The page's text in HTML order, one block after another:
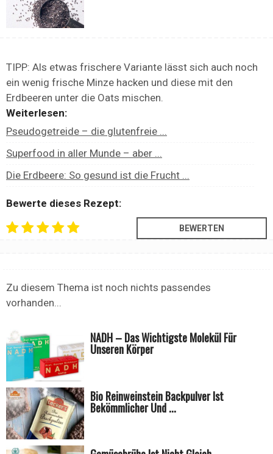
TIPP: Als etwas frischere Variante lässt sich auch noch
ein wenig frische Minze hacken und diese mit den
Erdbeeren unter die Oats mischen.
Weiterlesen:
Pseudogetreide – die glutenfreie ...
Superfood in aller Munde – aber ...
Die Erdbeere: So gesund ist die Frucht ...
Bewerte dieses Rezept:
Zu diesem Thema ist noch nichts passendes
vorhanden...
NADH – Das Wichtigste Molekül Für
Unseren Körper
Bio Reinweinstein Backpulver Ist
Bekömmlicher Und ...